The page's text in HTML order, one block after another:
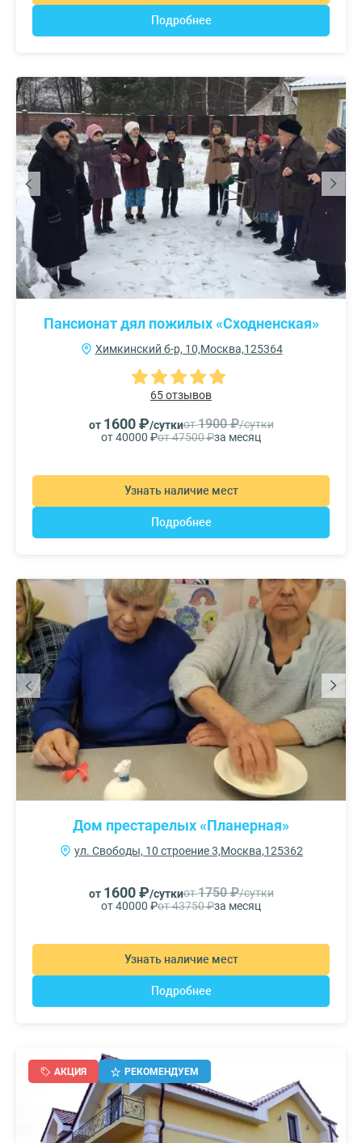
Подробнее
Пансионат дял пожилых «Сходненская»
Химкинский б-р, 10,Москва,125364
65 отзывов
от 1600 ₽/суткиот1900 ₽/сутки
от 40000 ₽от 47500 ₽за месяц
Узнать наличие мест
Подробнее
Дом престарелых «Планерная»
ул. Свободы, 10 строение 3,Москва,125362
от 1600 ₽/суткиот1750 ₽/сутки
от 40000 ₽от 43750 ₽за месяц
Узнать наличие мест
Подробнее
АКЦИЯ РЕКОМЕНДУЕМ